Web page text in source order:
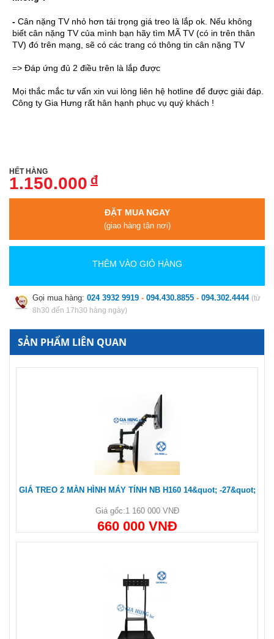
- Cân nặng TV nhỏ hơn tải trọng giá treo là lắp ok. Nếu không
biết cân nặng TV của mình bạn hãy tìm MÃ TV (có in trên thân
TV) đó trên mạng, sẽ có các trang có thông tin cân nặng TV
=> Đáp ứng đủ 2 điều trên là lắp được
Mọi thắc mắc tư vấn xin vui lòng liên hệ hotline để được giải đáp.
Công ty Gia Hưng rất hân hạnh phục vụ quý khách !
HẾT HÀNG
1.150.000 đ
ĐẶT MUA NGAY
(giao hàng tận nơi)
THÊM VÀO GIỎ HÀNG
Gọi mua hàng: 024 3932 9919 - 094.430.8855 - 094.302.4444 (từ
8h30 đến 17h30 hàng ngày)
SẢN PHẨM LIÊN QUAN
GIÁ TREO 2 MÀN HÌNH MÁY TÍNH NB H160 14&quot; -27&quot;
Giá gốc:1 160 000 VNĐ
660 000 VNĐ